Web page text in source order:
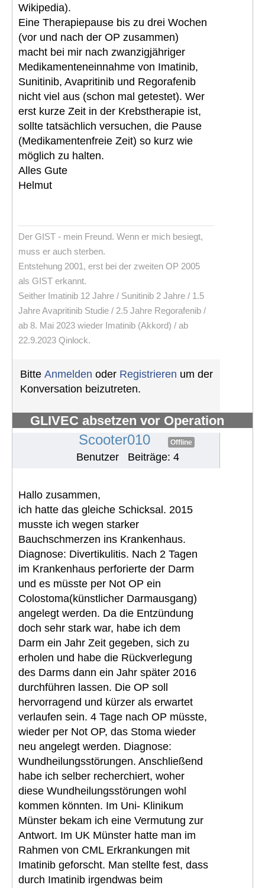
Wikipedia).
Eine Therapiepause bis zu drei Wochen
(vor und nach der OP zusammen)
macht bei mir nach zwanzigjähriger
Medikamenteneinnahme von Imatinib,
Sunitinib, Avapritinib und Regorafenib
nicht viel aus (schon mal getestet). Wer
erst kurze Zeit in der Krebstherapie ist,
sollte tatsächlich versuchen, die Pause
(Medikamentenfreie Zeit) so kurz wie
möglich zu halten.
Alles Gute
Helmut
Der GIST - mein Freund. Wenn er mich besiegt,
muss er auch sterben.
Entstehung 2001, erst bei der zweiten OP 2005
als GIST erkannt.
Seither Imatinib 12 Jahre / Sunitinib 2 Jahre / 1.5
Jahre Avapritinib Studie / 2.5 Jahre Regorafenib /
ab 8. Mai 2023 wieder Imatinib (Akkord) / ab
22.9.2023 Qinlock.
Bitte Anmelden oder Registrieren um der
Konversation beizutreten.
GLIVEC absetzen vor Operation
Scooter010 Offline
Benutzer Beiträge: 4
Hallo zusammen,
ich hatte das gleiche Schicksal. 2015
musste ich wegen starker
Bauchschmerzen ins Krankenhaus.
Diagnose: Divertikulitis. Nach 2 Tagen
im Krankenhaus perforierte der Darm
und es müsste per Not OP ein
Colostoma(künstlicher Darmausgang)
angelegt werden. Da die Entzündung
doch sehr stark war, habe ich dem
Darm ein Jahr Zeit gegeben, sich zu
erholen und habe die Rückverlegung
des Darms dann ein Jahr später 2016
durchführen lassen. Die OP soll
hervorragend und kürzer als erwartet
verlaufen sein. 4 Tage nach OP müsste,
wieder per Not OP, das Stoma wieder
neu angelegt werden. Diagnose:
Wundheilungsstörungen. Anschließend
habe ich selber recherchiert, woher
diese Wundheilungsstörungen wohl
kommen könnten. Im Uni- Klinikum
Münster bekam ich eine Vermutung zur
Antwort. Im UK Münster hatte man im
Rahmen von CML Erkrankungen mit
Imatinib geforscht. Man stellte fest, dass
durch Imatinib irgendwas beim